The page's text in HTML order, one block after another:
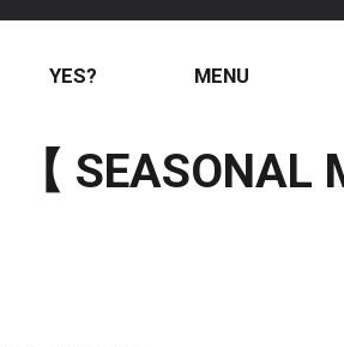
YES? MENU
【 SEASONAL